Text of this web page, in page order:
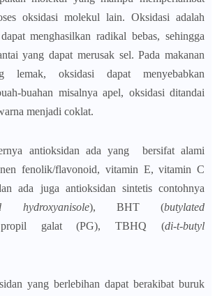
oksidasi molekul lain. Oksidasi adalah
menghasilkan radikal bebas, sehingga
yang dapat merusak sel. Pada makanan
lemak, oksidasi dapat menyebabkan
buahan misalnya apel, oksidasi ditandai
menjadi coklat.
antioksidan ada yang bersifat alami
fenolik/flavonoid, vitamin E, vitamin C
ada juga antioksidan sintetis contohnya
hydroxyanisole), BHT (butylated
galat (PG), TBHQ (di-t-butyl
yang berlebihan dapat berakibat buruk